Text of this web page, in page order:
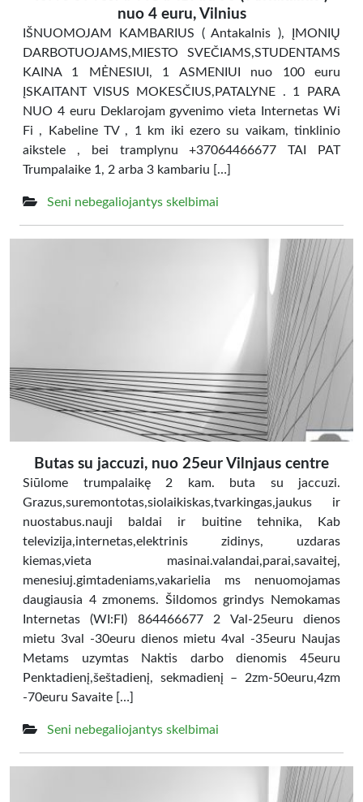
nuo 4 euru, Vilnius
IŠNUOMOJAM KAMBARIUS ( Antakalnis ), ĮMONIŲ
DARBOTUOJAMS,MIESTO SVEČIAMS,STUDENTAMS
KAINA 1 MĖNESIUI, 1 ASMENIUI nuo 100 euru
ĮSKAITANT VISUS MOKESČIUS,PATALYNE . 1 PARA
NUO 4 euru Deklarojam gyvenimo vieta Internetas Wi
Fi , Kabeline TV , 1 km iki ezero su vaikam, tinklinio
aikstele , bei tramplynu +37064466677 TAI PAT
Trumpalaike 1, 2 arba 3 kambariu […]
Seni nebegaliojantys skelbimai
Butas su jaccuzi, nuo 25eur Vilnjaus centre
Siūlome trumpalaikę 2 kam. buta su jaccuzi.
Grazus,suremontotas,siolaikiskas,tvarkingas,jaukus ir
nuostabus.nauji baldai ir buitine tehnika, Kab
televizija,internetas,elektrinis zidinys, uzdaras
kiemas,vieta masinai.valandai,parai,savaitej,
menesiuj.gimtadeniams,vakarielia ms nenuomojamas
daugiausia 4 zmonems. Šildomos grindys Nemokamas
Internetas (WI:FI) 864466677 2 Val-25euru dienos
mietu 3val -30euru dienos mietu 4val -35euru Naujas
Metams uzymtas Naktis darbo dienomis 45euru
Penktadienį,šeštadienį, sekmadienį – 2zm-50euru,4zm
-70euru Savaite […]
Seni nebegaliojantys skelbimai